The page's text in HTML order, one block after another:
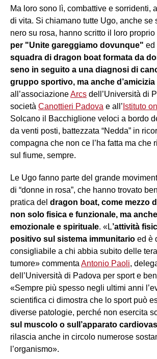
Ma loro sono lì, combattive e sorridenti,
di vita. Si chiamano tutte Ugo, anche se
nero su rosa, hanno scritto il loro proprio
per "Unite gareggiamo dovunque" ed
squadra di dragon boat formata da
seno in seguito a una diagnosi di
gruppo sportivo, ma anche d’amicizia
all’associazioneArcs dell’Università di
società Canottieri Padova e all’ Istituto
Solcano il Bacchiglione veloci a bordo
da venti posti, battezzata “Nedda” in
compagna che non ce l’ha fatta ma che
sul fiume, sempre.
Le Ugo fanno parte del grande
di “donne in rosa”, che hanno trovato
pratica del dragon boat, come mezzo
non solo fisica e funzionale, ma
emozionale e spirituale. «L’attività
positivo sul sistema immunitario ed è
consigliabile a chi abbia subito delle
tumore» commenta Antonio Paoli,
dell’Università di Padova per sport e
«Sempre più spesso negli ultimi anni
scientifica ci dimostra che lo sport può
diverse patologie, perché non esercita
sul muscolo o sull’apparato
rilascia anche in circolo numerose
l’organismo».